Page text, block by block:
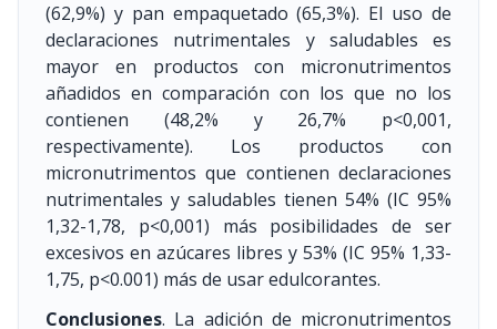
(62,9%) y pan empaquetado (65,3%). El uso de
declaraciones nutrimentales y saludables es
mayor en productos con micronutrimentos
añadidos en comparación con los que no los
contienen (48,2% y 26,7% p<0,001,
respectivamente). Los productos con
micronutrimentos que contienen declaraciones
nutrimentales y saludables tienen 54% (IC 95%
1,32-1,78, p<0,001) más posibilidades de ser
excesivos en azúcares libres y 53% (IC 95% 1,33-
1,75, p<0.001) más de usar edulcorantes.
Conclusiones. La adición de micronutrimentos